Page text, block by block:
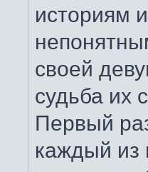
историям
своей
судьба их
Первый
каждый из